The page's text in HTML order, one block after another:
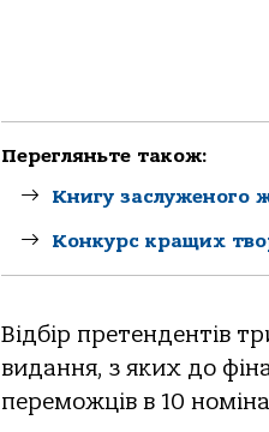
Перегляньте також:
Книгу заслуженого
Конкурс кращих
Відбір претендентів
видання, з яких до
переможців в 10